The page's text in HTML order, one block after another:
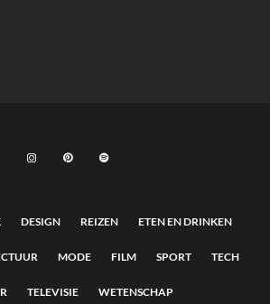
DESIGN REIZEN ETEN EN DRINKEN
MODE FILM SPORT TECH
TELEVISIE WETENSCHAP